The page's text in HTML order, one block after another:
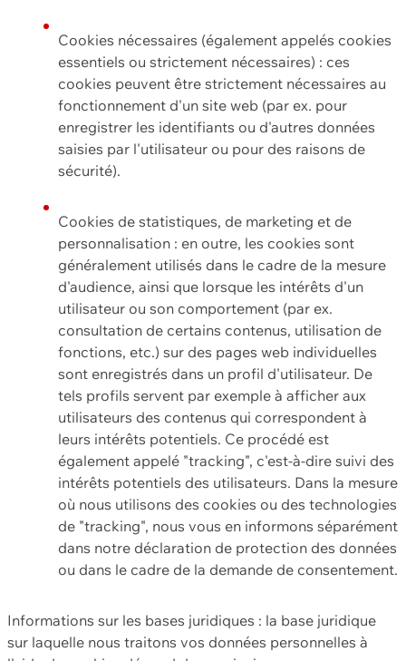
Cookies nécessaires (également appelés cookies
essentiels ou strictement nécessaires) : ces
cookies peuvent être strictement nécessaires au
fonctionnement d'un site web (par ex. pour
enregistrer les identifiants ou d'autres données
saisies par l'utilisateur ou pour des raisons de
sécurité).
Cookies de statistiques, de marketing et de
personnalisation : en outre, les cookies sont
généralement utilisés dans le cadre de la mesure
d'audience, ainsi que lorsque les intérêts d'un
utilisateur ou son comportement (par ex.
consultation de certains contenus, utilisation de
fonctions, etc.) sur des pages web individuelles
sont enregistrés dans un profil d'utilisateur. De
tels profils servent par exemple à afficher aux
utilisateurs des contenus qui correspondent à
leurs intérêts potentiels. Ce procédé est
également appelé "tracking", c'est-à-dire suivi des
intérêts potentiels des utilisateurs. Dans la mesure
où nous utilisons des cookies ou des technologies
de "tracking", nous vous en informons séparément
dans notre déclaration de protection des données
ou dans le cadre de la demande de consentement.
Informations sur les bases juridiques : la base juridique
sur laquelle nous traitons vos données personnelles à